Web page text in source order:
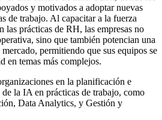
y motivados a adoptar nuevas
de trabajo. Al capacitar a la fuerza
las prácticas de RH, las empresas no
sino que también potencian una
permitiendo que sus equipos se
en temas más complejos.
en la planificación e
la IA en prácticas de trabajo, como
Data Analytics, y Gestión y